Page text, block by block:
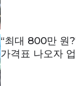
“최대 800만 원
가격표 나오자 업